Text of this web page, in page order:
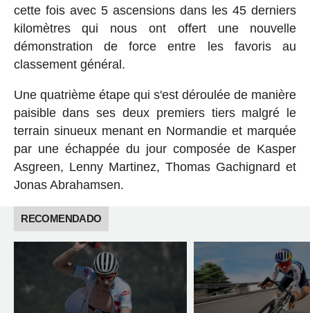
cette fois avec 5 ascensions dans les 45 derniers
kilomètres qui nous ont offert une nouvelle
démonstration de force entre les favoris au
classement général.
Une quatrième étape qui s'est déroulée de manière
paisible dans ses deux premiers tiers malgré le
terrain sinueux menant en Normandie et marquée
par une échappée du jour composée de Kasper
Asgreen, Lenny Martinez, Thomas Gachignard et
Jonas Abrahamsen.
RECOMENDADO